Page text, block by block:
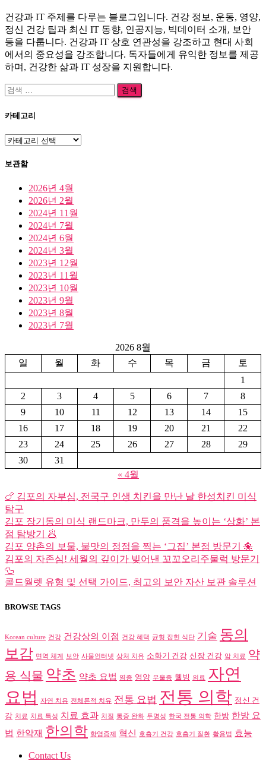
건강과 IT 주제를 다루는 블로그입니다. 건강 정보, 운동, 영양,
정신 건강 팁과 최신 IT 동향, 인공지능, 빅데이터 소개, 보안
등을 다룹니다. 건강과 IT 상호 연관성을 강조하고 현대 사회
에서의 중요성을 강조합니다. 독자들에게 유익한 정보를 제공
하며, 건강한 삶과 IT 성장을 지원합니다.
검
카테고리
카
고
보관함
2026년 4월
2026년 2월
2024년 11월
2024년 7월
2024년 6월
2024년 3월
2023년 12월
2023년 11월
2023년 10월
2023년 9월
2023년 8월
2023년 7월
2026 8월
일
월 화 수 목 금
토
1
2
3 4 5 6 7
8
9
10 11 12 13 14
15
16
17 18 19 20 21
22
23
24 25 26 27 28
29
30
31
« 4월
🍗 김포의 자부심, 전국구 인생 치킨을 만난 날 한성치킨 미식
탐구
김포 장기동의 미식 랜드마크, 만두의 품격을 높이는 ‘상화’ 본
점 탐방기 🥟
김포 양촌의 보물, 불맛의 정점을 찍는 ‘그집’ 본점 방문기 🐙
김포의 자존심! 세월의 깊이가 빚어낸 꼬꼬오리주물럭 방문기
🦆
콜드월렛 유형 및 선택 가이드, 최고의 보안 자산 보관 솔루션
BROWSE TAGS
Korean culture 건강 건강상의 이점 건강 혜택 균형 잡힌 식단 기술 동의
보감 면역 체계 보안 사물인터넷 상처 치유 소화기 건강 신장 건강 암 치료
약
용 식물 약초 약초 요법 염증 영양 우울증 웰빙 의료
자연
요법
자연 치유 전체론적 치유 전통 요법 전통 의학 정신 건
강 치료 치료 특성 치료 효과 치질 통증 완화 투명성 한국 전통 의학 한방 한방 요
법 한약재 한의학 항염증제 혁신 호흡기 건강 호흡기 질환 활용법 효능
Contact Us